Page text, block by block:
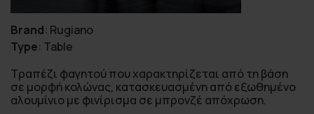
Brand: Rugiano
Type: Table
Τραπέζι φαγητού που χαρακτηρίζεται από τη βάση
σε μορφή κολώνας, κατασκευασμένη από εξωθημένο
αλουμίνιο με φινίρισμα σε μπρονζέ απόχρωση.